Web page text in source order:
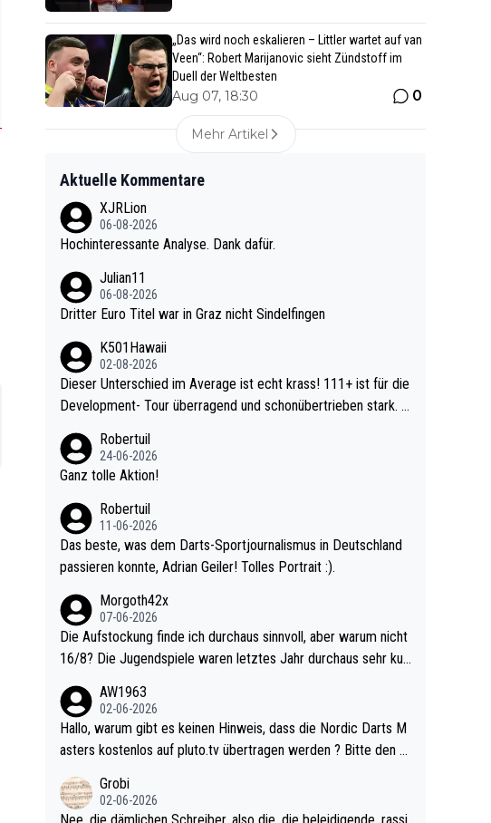
„Das wird noch eskalieren – Littler wartet auf van
Veen“: Robert Marijanovic sieht Zündstoff im
Duell der Weltbesten
Aug 07, 18:30 0
Mehr Artikel
Aktuelle Kommentare
XJRLion
06-08-2026
Hochinteressante Analyse. Dank dafür.
Julian11
06-08-2026
Dritter Euro Titel war in Graz nicht Sindelfingen
K501Hawaii
02-08-2026
Dieser Unterschied im Average ist echt krass! 111+ ist für die
Development- Tour überragend und schonübertrieben stark. U
e mal 40+ erst recht. Da gewinnst keinen Blumentopf - ist ja n
och krasser wie ein Pokalspiel eines Kreisligisten vs einem Bu
Robertuil
24-06-2026
Ganz tolle Aktion!
Robertuil
11-06-2026
Das beste, was dem Darts-Sportjournalismus in Deutschland
passieren konnte, Adrian Geiler! Tolles Portrait :).
Morgoth42x
07-06-2026
Die Aufstockung finde ich durchaus sinnvoll, aber warum nicht
16/8? Die Jugendspiele waren letztes Jahr durchaus sehr kur
l. Allerdings ist Mitchell Lawrie als Nummer 1 der Welt eh quali
fiziert. Somit ändert die automatische Qualifikation des Weltm
eisters erstmal nichts. Ich denke sie wollen damit für nächste
d wohl wenig WDF Turniere spielen. Dies war bei Archie Self l
etztes Jahr der Fall. Er musste als amtierender Weltmeister d
AW1963
02-06-2026
Hallo, warum gibt es keinen Hinweis, dass die Nordic Darts M
asters kostenlos auf pluto.tv übertragen werden ? Bitte den A
Grobi
02-06-2026